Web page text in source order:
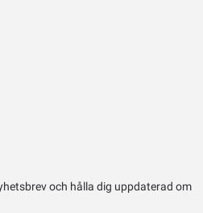
och hålla dig uppdaterad om